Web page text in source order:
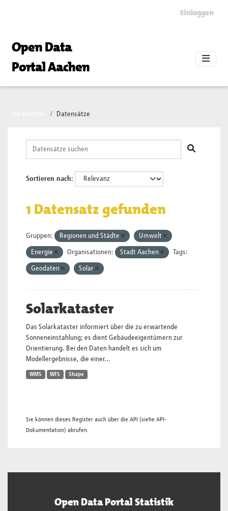
Einloggen
Open Data
Portal Aachen
Datensätze
Sortieren nach
1 Datensatz gefunden
Gruppen: Regionen und Städte Umwelt
Energie Organisationen: Stadt Aachen Tags:
Geodaten Solar
Solarkataster
Das Solarkataster informiert über die zu erwartende
Sonneneinstahlung; es dient Gebäudeeigentümern zur
Orientierung. Bei den Daten handelt es sich um
Modellergebnisse, die einer...
WMS WFS Shape
Sie können dieses Register auch über die API (siehe API-
Dokumentation) abrufen.
Open Data Portal Statistik